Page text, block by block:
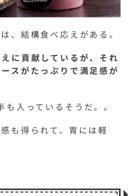
、結構食べ応えがある。
に貢献しているが、それ
スがたっぷりで満足感が
入っているそうだ。。
も得られて、胃には軽